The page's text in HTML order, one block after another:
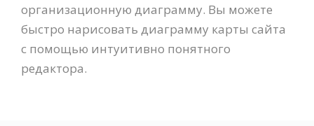
организационную диаграмму. Вы можете
быстро нарисовать диаграмму карты сайта
с помощью интуитивно понятного
редактора.